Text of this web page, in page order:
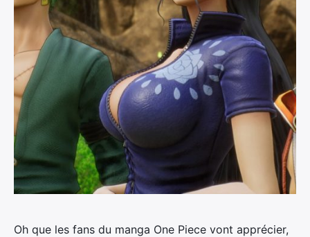
Oh que les fans du manga One Piece vont apprécier,